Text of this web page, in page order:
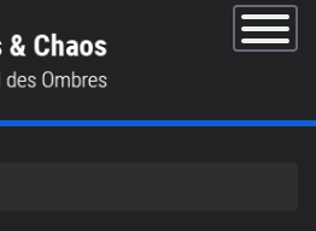
Basculer
la
×